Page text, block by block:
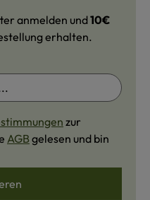
anmelden und10€
erhalten.
zur
AGB gelesen und bin